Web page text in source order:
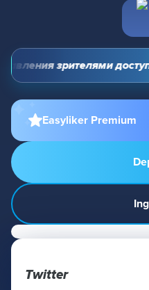
зрителями
Easyliker Premium
Twitter